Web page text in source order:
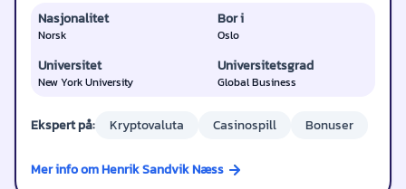
Nasjonalitet
Norsk
Bor i
Oslo
Universitet
New York University
Universitetsgrad
Global Business
Ekspert på: Kryptovaluta Casinospill Bonuser
Mer info om Henrik Sandvik Næss